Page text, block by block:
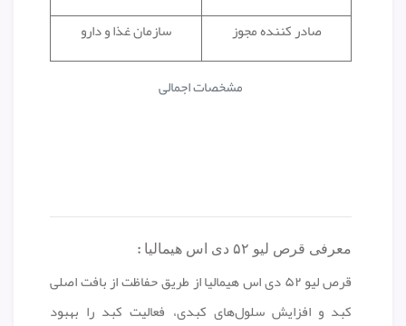
مشخصات اجمالی
صادر کننده مجوز
سازمان غذا و دارو
معرفی قرص لیو ۵۲ دی اس هیمالیا :
قرص لیو ۵۲ دی اس هیمالیا از طریق حفاظت از بافت اصلی
کبد و افزایش سلول‌های کبدی، فعالیت کبد را بهبود